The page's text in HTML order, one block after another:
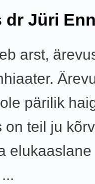
dr Jüri
arst,
pärilik
on teil ju